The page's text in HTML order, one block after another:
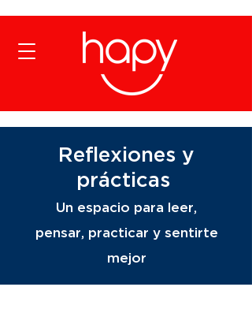
Reflexiones y
prácticas
Un espacio para leer,
pensar, practicar y sentirte
mejor